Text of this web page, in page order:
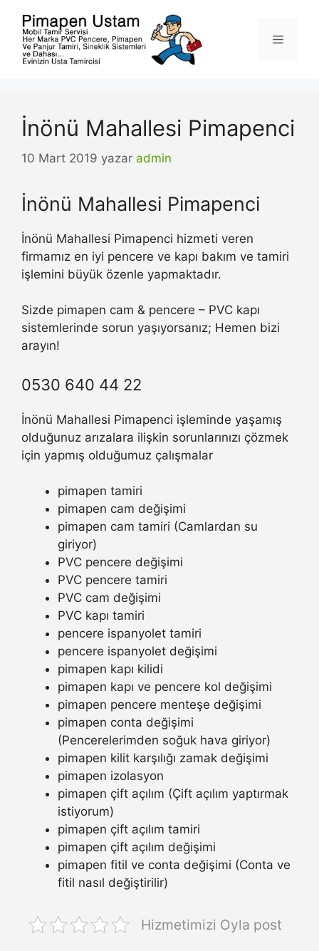
Menü
İnönü Mahallesi Pimapenci
10 Mart 2019 yazar admin
İnönü Mahallesi Pimapenci
İnönü Mahallesi Pimapenci hizmeti veren
firmamız en iyi pencere ve kapı bakım ve tamiri
işlemini büyük özenle yapmaktadır.
Sizde pimapen cam & pencere – PVC kapı
sistemlerinde sorun yaşıyorsanız; Hemen bizi
arayın!
0530 640 44 22
İnönü Mahallesi Pimapenci işleminde yaşamış
olduğunuz arızalara ilişkin sorunlarınızı çözmek
için yapmış olduğumuz çalışmalar
pimapen tamiri
pimapen cam değişimi
pimapen cam tamiri (Camlardan su
giriyor)
PVC pencere değişimi
PVC pencere tamiri
PVC cam değişimi
PVC kapı tamiri
pencere ispanyolet tamiri
pencere ispanyolet değişimi
pimapen kapı kilidi
pimapen kapı ve pencere kol değişimi
pimapen pencere menteşe değişimi
pimapen conta değişimi
(Pencerelerimden soğuk hava giriyor)
pimapen kilit karşılığı zamak değişimi
pimapen izolasyon
pimapen çift açılım (Çift açılım yaptırmak
istiyorum)
pimapen çift açılım tamiri
pimapen çift açılım değişimi
pimapen fitil ve conta değişimi (Conta ve
fitil nasıl değiştirilir)
Hizmetimizi Oyla post